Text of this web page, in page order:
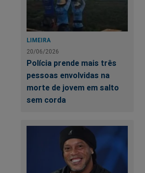
LIMEIRA
20/06/2026
Polícia prende mais três
pessoas envolvidas na
morte de jovem em salto
sem corda